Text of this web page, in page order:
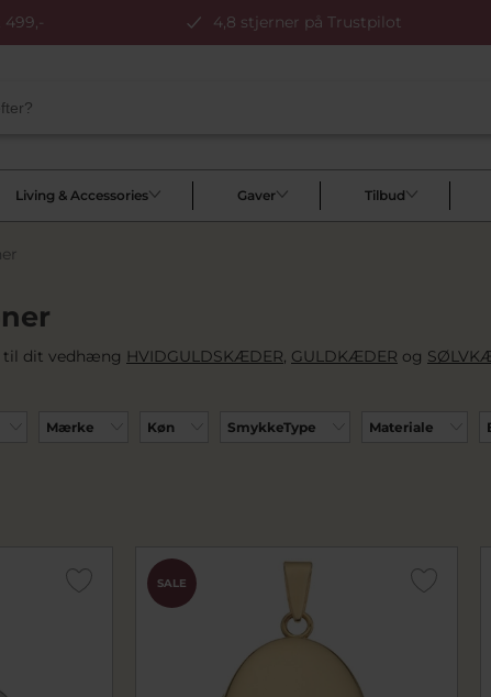
499,- 4,8 stjerner på Trustpilot
Living & Accessories Gaver Tilbud
til dit vedhæng HVIDGULDSKÆDER, GULDKÆDER og
Mærke Køn SmykkeType Materiale
SALE